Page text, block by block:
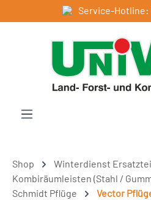
Zum Hauptinhalt springenService-Hotline:
Shop
Winterdienst
Kombiräumleisten (Stahl /
Schmidt Pflüge
Vector